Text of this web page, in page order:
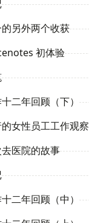
另外两个收获
初体验
二年回顾（下）
女性员工工作观察
医院的故事
二年回顾（中）